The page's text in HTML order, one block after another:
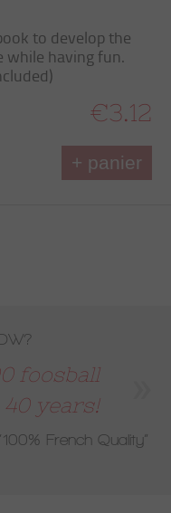
to develop the
while having fun.
€3.12
+ panier
foosball
years!
French Quality”